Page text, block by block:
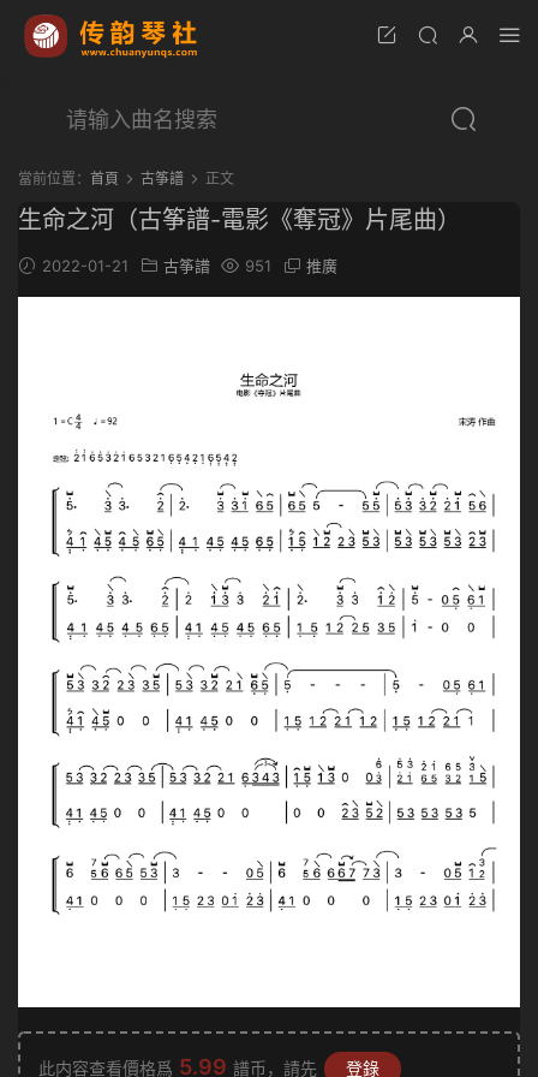
當前位置： 首頁 古筝譜 正文
生命之河（古筝譜-電影《奪冠》片尾曲）
2022-01-21 古筝譜 951 推廣
此内容查看價格爲 5.99 譜币，請先 登錄